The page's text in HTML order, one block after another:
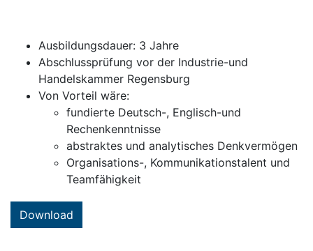
Ausbildungsdauer: 3 Jahre
Abschlussprüfung vor der Industrie-und
Handelskammer Regensburg
Von Vorteil wäre:
fundierte Deutsch-, Englisch-und
Rechenkenntnisse
abstraktes und analytisches Denkvermögen
Organisations-, Kommunikationstalent und
Teamfähigkeit
Download